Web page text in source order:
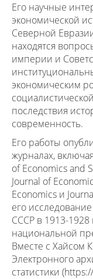
Его научные
экономической
Северной
находятся
империи и
экономическим
последствия
современность.
Его работы
журналах,
of Economics and
Journal of
Economics и
его
СССР в 1913-1928
национальной
Вместе с Хайсом
Электронного
статистики